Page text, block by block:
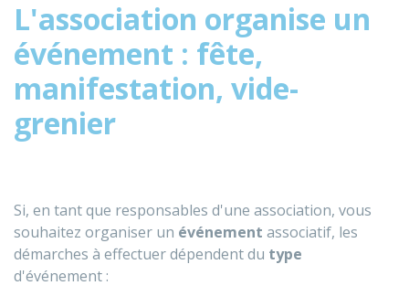
L'association organise un
événement : fête,
manifestation, vide-
grenier
Si, en tant que responsables d'une association, vous
souhaitez organiser un événement associatif, les
démarches à effectuer dépendent du type
d'événement :